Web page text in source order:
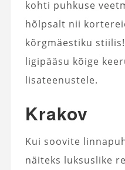
kohti puhkuse
hõlpsalt nii
kõrgmäestiku
ligipääsu kõige
lisateenustele.
Krakov
Kui soovite
näiteks luksuslike